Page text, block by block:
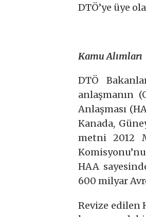
DTÖ’ye üye
Kamu Alımları
DTÖ
anlaşmanın
Anlaşması
Kanada,
metni 2012
HAA
600 milyar
Revize edilen